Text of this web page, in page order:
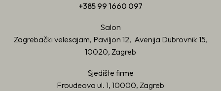
+385 99 1660 097
Salon
Zagrebački velesajam, Paviljon 12, Avenija Dubrovnik 15,
10020, Zagreb
Sjedište firme
Froudeova ul. 1, 10000, Zagreb